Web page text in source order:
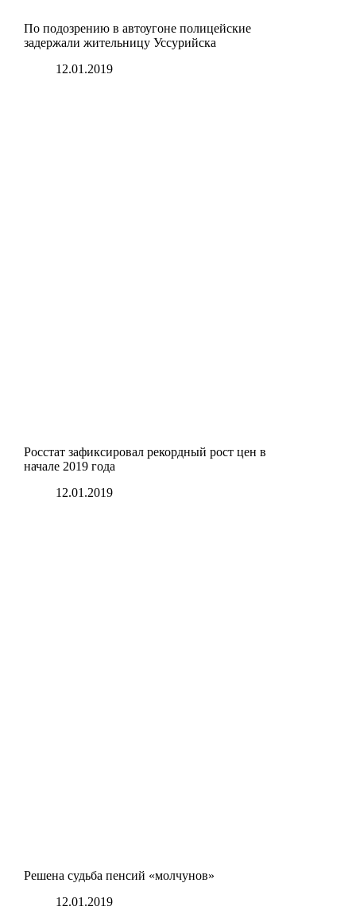
По подозрению в автоугоне полицейские
задержали жительницу Уссурийска
12.01.2019
Росстат зафиксировал рекордный рост цен в
начале 2019 года
12.01.2019
Решена судьба пенсий «молчунов»
12.01.2019